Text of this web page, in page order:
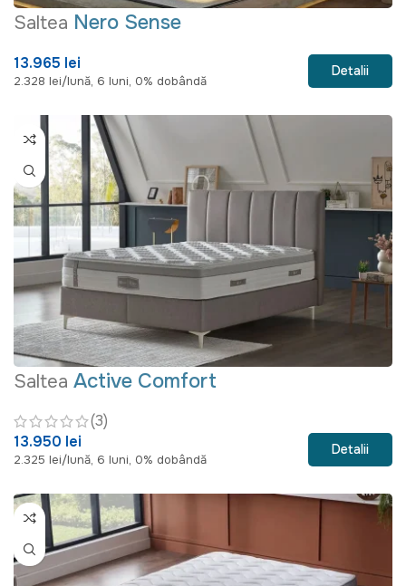
Saltea Nero Sense
13.965 lei
2.328 lei/lună, 6 luni, 0% dobândă
Detalii
Saltea Active Comfort
(3)
13.950 lei
2.325 lei/lună, 6 luni, 0% dobândă
Detalii